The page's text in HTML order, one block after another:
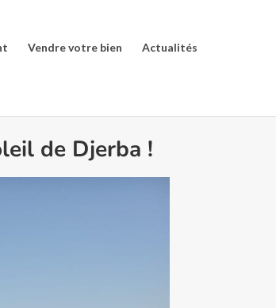
Vendre votre bien Actualités
de Djerba !